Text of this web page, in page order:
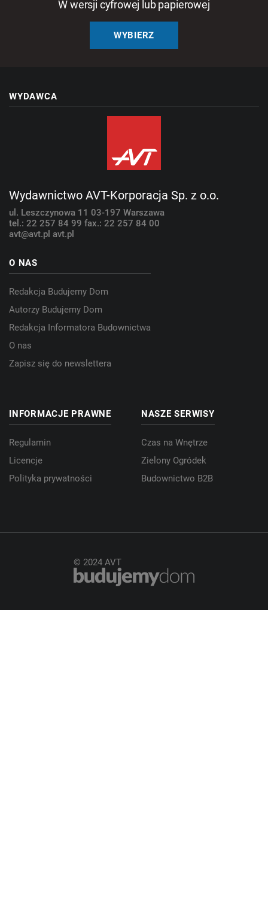
W wersji cyfrowej lub papierowej
WYBIERZ
WYDAWCA
Wydawnictwo AVT-Korporacja Sp. z o.o.
ul. Leszczynowa 11 03-197 Warszawa
tel.: 22 257 84 99 fax.: 22 257 84 00
avt@avt.pl avt.pl
O NAS
Redakcja Budujemy Dom
Autorzy Budujemy Dom
Redakcja Informatora Budownictwa
O nas
Zapisz się do newslettera
INFORMACJE PRAWNE
Regulamin
Licencje
Polityka prywatności
NASZE SERWISY
Czas na Wnętrze
Zielony Ogródek
Budownictwo B2B
© 2024 AVT